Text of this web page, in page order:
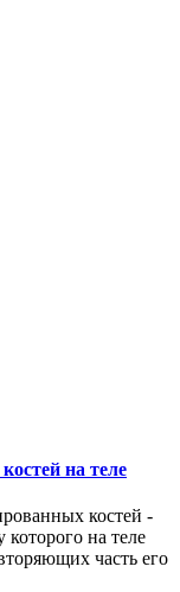
на теле
костей -
на теле
часть его